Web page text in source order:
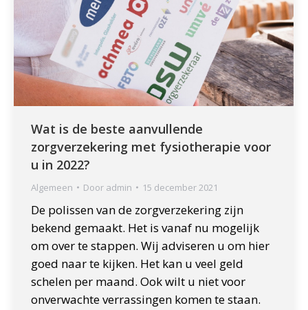
Wat is de beste aanvullende
zorgverzekering met fysiotherapie voor
u in 2022?
Algemeen Door admin 15 december 2021
De polissen van de zorgverzekering zijn
bekend gemaakt. Het is vanaf nu mogelijk
om over te stappen. Wij adviseren u om hier
goed naar te kijken. Het kan u veel geld
schelen per maand. Ook wilt u niet voor
onverwachte verrassingen komen te staan.